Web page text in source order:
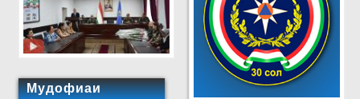
Мудофиаи